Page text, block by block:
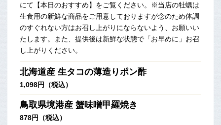
にて【本日のおすすめ】をご覧ください。※当店の牡蠣は
生食用の新鮮な商品をご用意しておりますが念のため体調
のすぐれない方はお召し上がりにならないよう、お願いい
たします。また、提供後は新鮮な状態で「お早めに」お召
し上がりください。
北海道産 生タコの薄造りポン酢
1,098円（税込）
鳥取県境港産 蟹味噌甲羅焼き
878円（税込）